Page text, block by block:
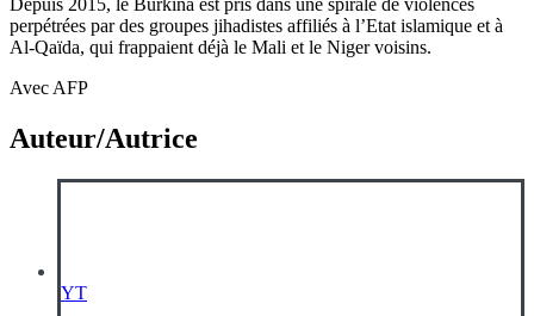
perpétrées par des groupes jihadistes affiliés à l’Etat islamique et à
Al-Qaïda, qui frappaient déjà le Mali et le Niger voisins.
Avec AFP
Auteur/Autrice
YT